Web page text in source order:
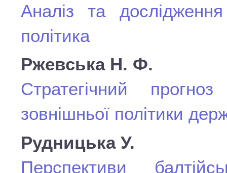
Аналіз та
політика
Ржевська Н. Ф.
Стратегічний
зовнішньої політики
Рудницька У.
Перспективи